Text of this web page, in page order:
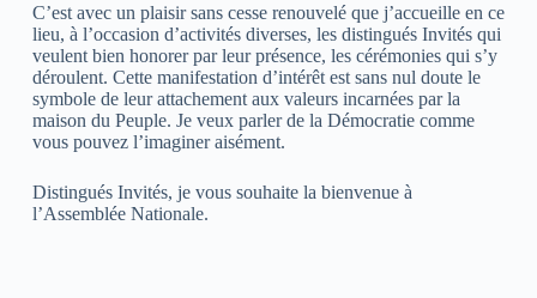
C’est avec un plaisir sans cesse renouvelé que j’accueille en ce
lieu, à l’occasion d’activités diverses, les distingués Invités qui
veulent bien honorer par leur présence, les cérémonies qui s’y
déroulent. Cette manifestation d’intérêt est sans nul doute le
symbole de leur attachement aux valeurs incarnées par la
maison du Peuple. Je veux parler de la Démocratie comme
vous pouvez l’imaginer aisément.
Distingués Invités, je vous souhaite la bienvenue à
l’Assemblée Nationale.